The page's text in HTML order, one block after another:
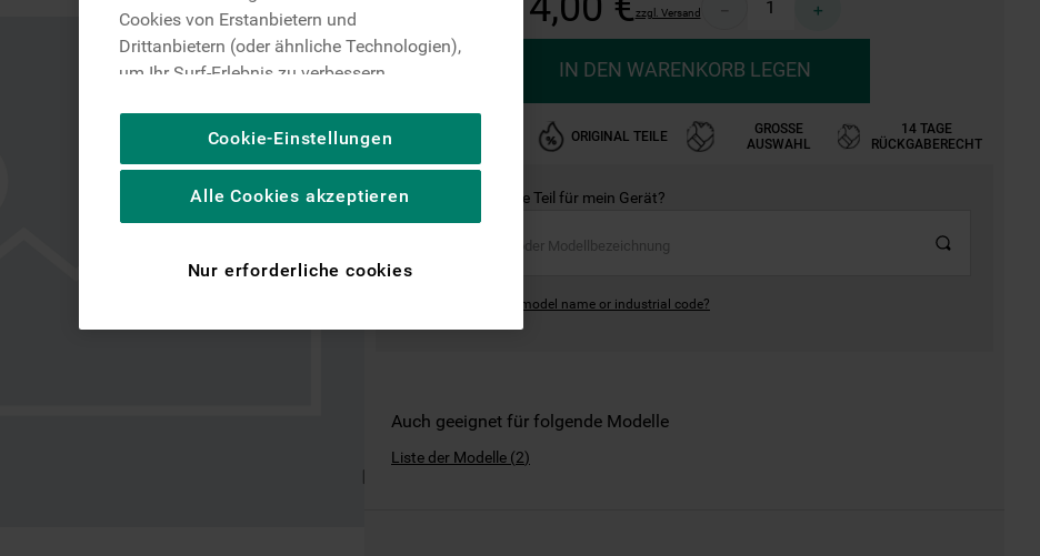
zzgl. Versand ＋
IN DEN WARENKORB LEGEN
ORIGINAL TEILE
GROSSE A
USWAHL
14 TAGE
RÜCKGABERECHT
Ist dies das richtige Teil für mein Gerät?
Where can I find the model name or industrial code?
Auch geeignet für folgende Modelle
Liste der Modelle (2)
Cookies von Erstanbietern und
Drittanbietern (oder ähnliche Technologien),
um Ihr Surf-Erlebnis zu verbessern
um die redaktionellen Inhalte der Website
basierend auf Ihrer Nutzung der Website zu
personalisieren, die Funktionalität der
spezifische Funktionen anzubieten
(einschließlich über Drittanbieter und auf
Plattformen, beispielsweise Google LLC –
Cookie-Einstellungen
Nur erforderliche cookies
Alle Cookies akzeptieren